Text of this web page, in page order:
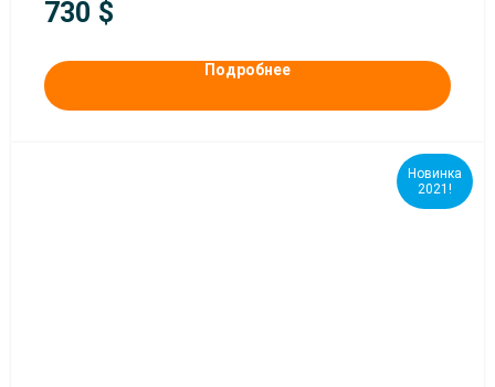
730 $
Подробнее
Новинка
2021!